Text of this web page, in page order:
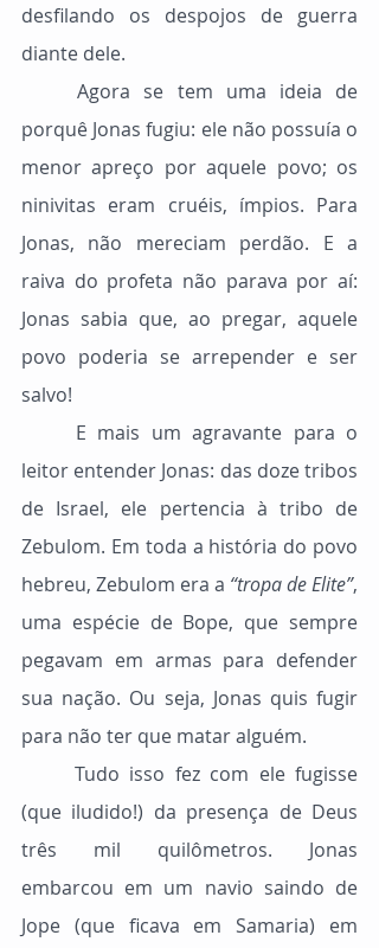
desfilando os despojos de guerra
diante dele.
	Agora se tem uma ideia de
porquê Jonas fugiu: ele não possuía o
menor apreço por aquele povo; os
ninivitas eram cruéis, ímpios. Para
Jonas, não mereciam perdão. E a
raiva do profeta não parava por aí:
Jonas sabia que, ao pregar, aquele
povo poderia se arrepender e ser
salvo!
leitor entender Jonas: das doze tribos
de Israel, ele pertencia à tribo de
Zebulom. Em toda a história do povo
hebreu, Zebulom era a “tropa de Elite”,
uma espécie de Bope, que sempre
pegavam em armas para defender
sua nação. Ou seja, Jonas quis fugir
para não ter que matar alguém.
(que iludido!) da presença de Deus
três mil quilômetros. Jonas
embarcou em um navio saindo de
Jope (que ficava em Samaria) em